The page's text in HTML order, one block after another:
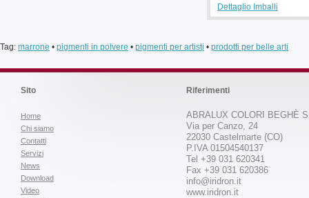
Dettaglio Imballi
Tag: marrone • pigmenti in polvere • pigmenti per artisti • prodotti per belle arti
Sito
Home
Chi siamo
Contatti
Servizi
News
Download
Video
Riferimenti
ABRALUX COLORI BEGHÈ
Via per Canzo, 24
22030 Castelmarte (CO)
P.IVA 01504540137
Tel +39 031 620341
Fax +39 031 620386
info@iridron.it
www.iridron.it